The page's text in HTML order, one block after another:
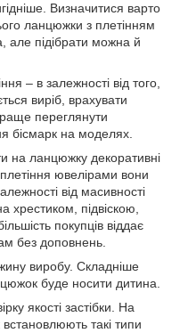
Визначитися варто
ланцюжки з плетінням
але підібрати можна й
– в залежності від того,
виріб, врахувати
переглянути
бісмарк на моделях.
на ланцюжку декоративні
ювелірами вони
від масивності
хрестиком, підвіскою,
покупців віддає
без доповнень.
виробу. Складніше
буде носити дитина.
якості застібки. На
такі типи